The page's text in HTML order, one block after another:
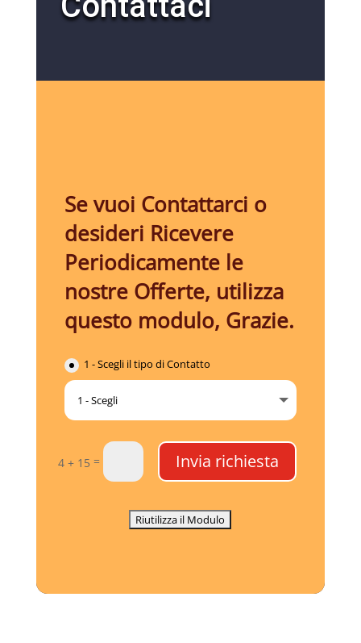
Se vuoi Contattarci o
desideri Ricevere
Periodicamente le
nostre Offerte, utilizza
questo modulo, Grazie.
1 - Scegli il tipo di Contatto
4 + 15 = Invia richiesta